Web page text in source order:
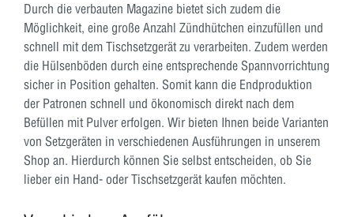
Durch die verbauten Magazine bietet sich zudem die
Möglichkeit, eine große Anzahl Zündhütchen einzufüllen und
schnell mit dem Tischsetzgerät zu verarbeiten. Zudem werden
die Hülsenböden durch eine entsprechende Spannvorrichtung
sicher in Position gehalten. Somit kann die Endproduktion
der Patronen schnell und ökonomisch direkt nach dem
Befüllen mit Pulver erfolgen. Wir bieten Ihnen beide Varianten
von Setzgeräten in verschiedenen Ausführungen in unserem
Shop an. Hierdurch können Sie selbst entscheiden, ob Sie
lieber ein Hand- oder Tischsetzgerät kaufen möchten.